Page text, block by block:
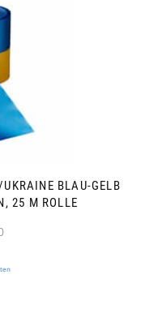
BLAU-GELB
25 M ROLLE